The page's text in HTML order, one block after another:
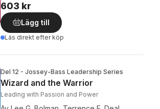
603 kr
Lägg till
Läs direkt efter köp
Del 12 - Jossey-Bass Leadership Series
Wizard and the Warrior
Leading with Passion and Power